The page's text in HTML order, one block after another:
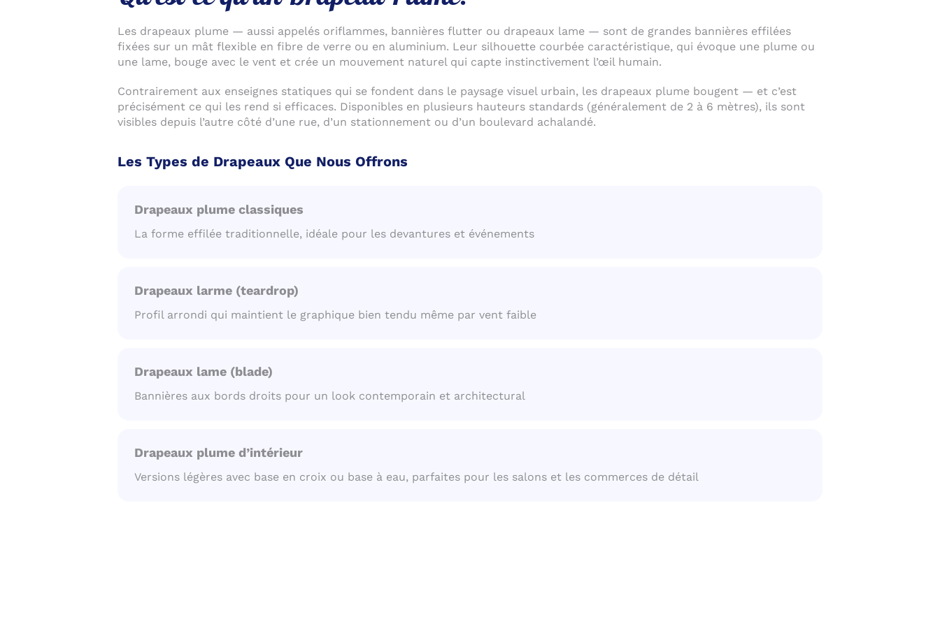
Les drapeaux plume — aussi appelés oriflammes, bannières flutter ou drapeaux lame — sont de grandes bannières effilées
fixées sur un mât flexible en fibre de verre ou en aluminium. Leur silhouette courbée caractéristique, qui évoque une plume ou
une lame, bouge avec le vent et crée un mouvement naturel qui capte instinctivement l’œil humain.
Contrairement aux enseignes statiques qui se fondent dans le paysage visuel urbain, les drapeaux plume bougent — et c’est
précisément ce qui les rend si efficaces. Disponibles en plusieurs hauteurs standards (généralement de 2 à 6 mètres), ils sont
visibles depuis l’autre côté d’une rue, d’un stationnement ou d’un boulevard achalandé.
Les Types de Drapeaux Que Nous Offrons
Drapeaux plume classiques
La forme effilée traditionnelle, idéale pour les devantures et événements
Drapeaux larme (teardrop)
Profil arrondi qui maintient le graphique bien tendu même par vent faible
Drapeaux lame (blade)
Bannières aux bords droits pour un look contemporain et architectural
Drapeaux plume d’intérieur
Versions légères avec base en croix ou base à eau, parfaites pour les salons et les commerces de détail